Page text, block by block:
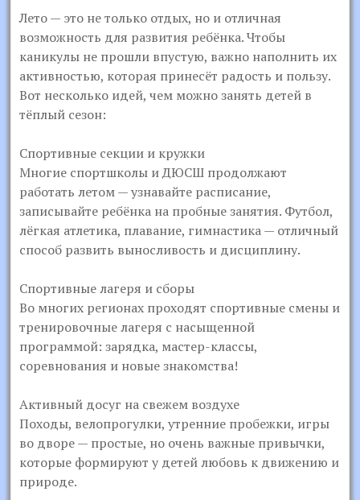
Лето — это не только отдых, но и отличная
возможность для развития ребёнка. Чтобы
каникулы не прошли впустую, важно наполнить их
активностью, которая принесёт радость и пользу.
Вот несколько идей, чем можно занять детей в
тёплый сезон:
Спортивные секции и кружки
Многие спортшколы и ДЮСШ продолжают
работать летом — узнавайте расписание,
записывайте ребёнка на пробные занятия. Футбол,
лёгкая атлетика, плавание, гимнастика — отличный
способ развить выносливость и дисциплину.
Спортивные лагеря и сборы
Во многих регионах проходят спортивные смены и
тренировочные лагеря с насыщенной
программой: зарядка, мастер-классы,
соревнования и новые знакомства!
Активный досуг на свежем воздухе
Походы, велопрогулки, утренние пробежки, игры
во дворе — простые, но очень важные привычки,
которые формируют у детей любовь к движению и
природе.